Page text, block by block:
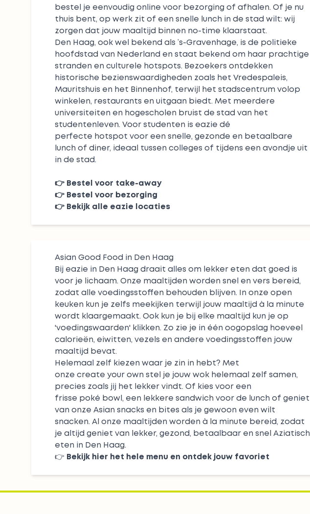
bestel je eenvoudig online voor bezorging of afhalen. Of je nu
thuis bent, op werk zit of een snelle lunch in de stad wilt: wij
zorgen dat jouw maaltijd binnen no-time klaarstaat.
Den Haag, ook wel bekend als ’s-Gravenhage, is de politieke
hoofdstad van Nederland en staat bekend om haar prachtige
stranden en culturele hotspots. Bezoekers ontdekken
historische bezienswaardigheden zoals het Vredespaleis,
Mauritshuis en het Binnenhof, terwijl het stadscentrum volop
winkelen, restaurants en uitgaan biedt. Met meerdere
universiteiten en hogescholen bruist de stad van het
studentenleven. Voor studenten is eazie dé
perfecte hotspot voor een snelle, gezonde en betaalbare
lunch of diner, ideaal tussen colleges of tijdens een avondje uit
in de stad.
👉 Bestel voor take-away
👉 Bestel voor bezorging
👉 Bekijk alle eazie locaties
Asian Good Food in Den Haag
Bij eazie in Den Haag draait alles om lekker eten dat goed is
voor je lichaam. Onze maaltijden worden snel en vers bereid,
zodat alle voedingsstoffen behouden blijven. In onze open
keuken kun je zelfs meekijken terwijl jouw maaltijd à la minute
wordt klaargemaakt. Ook kun je bij elke maaltijd kun je op
'voedingswaarden' klikken. Zo zie je in één oogopslag hoeveel
calorieën, eiwitten, vezels en andere voedingsstoffen jouw
maaltijd bevat.
Helemaal zelf kiezen waar je zin in hebt? Met
onze create your own stel je jouw wok helemaal zelf samen,
precies zoals jij het lekker vindt. Of kies voor een
frisse poké bowl , een lekkere sandwich voor de lunch of geniet
van onze Asian snacks en bites als je gewoon even wilt
snacken. Al onze maaltijden worden à la minute bereid, zodat
je altijd geniet van lekker, gezond, betaalbaar en snel Aziatisch
eten in Den Haag.
👉 Bekijk hier het hele menu en ontdek jouw favoriet